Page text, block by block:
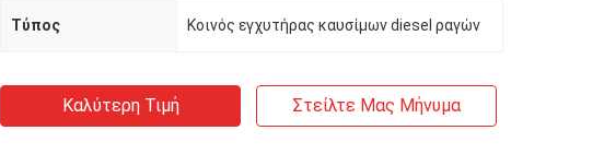
Τύπος Κοινός εγχυτήρας καυσίμων diesel ραγών
Καλύτερη Τιμή Στείλτε Μας Μήνυμα